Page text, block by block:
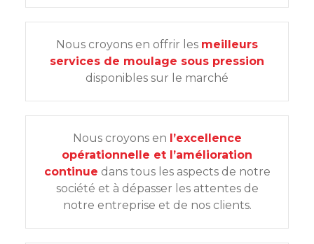
Nous croyons en offrir les meilleurs
services de moulage sous pression
disponibles sur le marché
Nous croyons en l’excellence
opérationnelle et l’amélioration
continue dans tous les aspects de notre
société et à dépasser les attentes de
notre entreprise et de nos clients.